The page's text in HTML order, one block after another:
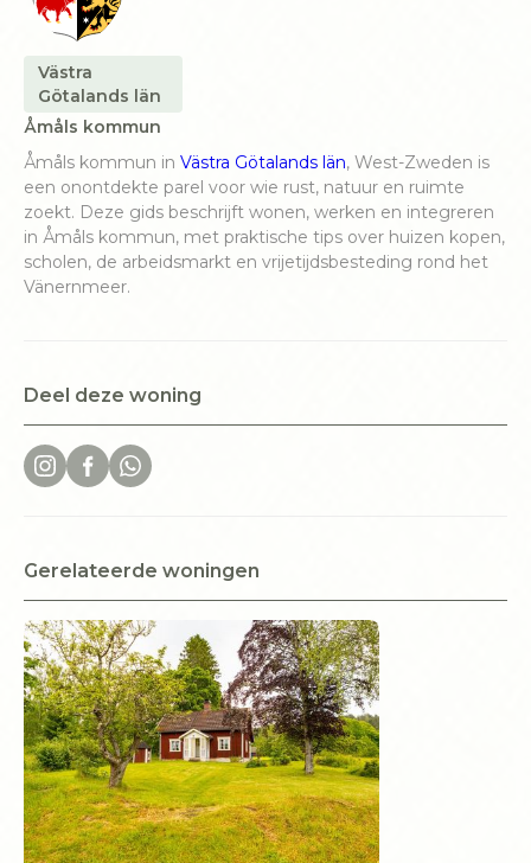
Västra
Götalands län
Åmåls kommun
Åmåls kommun in Västra Götalands län, West-Zweden is
een onontdekte parel voor wie rust, natuur en ruimte
zoekt. Deze gids beschrijft wonen, werken en integreren
in Åmåls kommun, met praktische tips over huizen kopen,
scholen, de arbeidsmarkt en vrijetijdsbesteding rond het
Vänernmeer.
Deel deze woning
Gerelateerde woningen